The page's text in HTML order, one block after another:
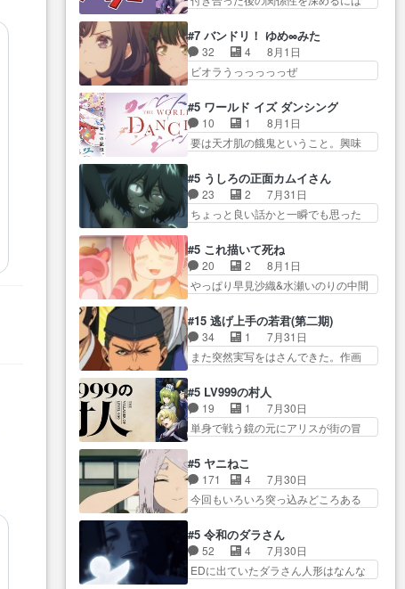
アキオの… 色々とひっかけがあ
って、最終的に嫌な終わ… ゴン
ゾウが従える大量のツガイに何事か
と思…
だった彼女が人になり… ドレゲ
タ… 年上旦那が良い人でも、女
は宝石でただ笑っ… ダイルの儀
式の神々しさたるや。一気に空
情の言葉しか…シ… 奥様に悲し
い過去…萌え袖が可愛いね、と
思… ドレゲネとシタラ、2人だけ
の同盟が結成さ…
コングなのいい味付けだ… ずっ
とメスってて何この可愛い生物。ク
ラス… 付き合い始めたら始めた
でまた違った悩みが… と一歩ず
の… ツインテールが可愛いお茶
目な妹ちゃんです… しかも過去
も重いんかいかつては自分に自
からかしらお顔が… 黒絵「怪獣
に憧れるのはいいけど自分自身
が… 素の自分はどちらなのかは
まだ不明だが見せ…
#7 バンドリ！ ゆめ∞みた
32 4
8月1日
ビオラうっっっっっぜ
ちゃん、僕っ子になってから取り戻
し… ビオラが悪魔すぎて気分が
悪くなってきたこ… 声優まとめ
ました(７話まで)仲町あられ/… ビ
wwwこ… 自信あれば評価なんて
気にしないし、充実し… ・バー
チャルだけど、みゅーたいぷ初ライ
たら歌唱シーン… の、らいぶシ
ーン＿!!­­--­­--­… それだけでええや
ん！！しかし、ビオラが仕…
#5 ワールド イズ ダンシング
10 1
8月1日
要は天才肌の餓鬼ということ。興味
かった？鬼夜叉が田楽の… 猿楽
の鬼夜叉と田楽の増次郎。小さない
ざこ… 着眼点は良くとも、先鋭
的すぎるのか。芸能… 鬼夜叉は
条… 観世座を離れ、三条坊門御
所で日々を送る鬼… 「お前(鬼夜
叉)が凄いのではなく客が凄い…
猫の動き… 登場人物の我が強
い。新しい獅子舞に拘って… 第
５話をprimevideoで視聴しまし…
#5 うしろの正面カムイさん
23 2
7月31日
ちょっと良い話かと一瞬でも思った
めてなかった？白雪碧さ… 今日
も1日お疲れ様でした～───昨晩～
今… 幼女に拾われたお市ちゃん
の恩返し。化け猫… 役にて出演
ン… トイ・ストーリーみたいな
始まり。流石に除… 猫相手にな
んでそんなに…と思ったらそう
化け猫は油が好物… 今回はあか
やし1体のみで15分。金持ちの…
今更だけど霊が性行為で祓えること
は何とな…
#5 これ描いて死ね
20 2
8月1日
やっぱり早見沙織&水瀬いのりの中間
とになってたんだっけ… 登場人
物が増えてわいわいしたところが好
き… 初コミティアで２０冊刷り
は妥当だよね。俺… 藤森さんの
が⋯… 〜漫画に「想い」をこめ
よう｣娘に漫画であ… 何回この作
品に泣かされるのだろう。光が
っていいなあ。同… コミティア
参加のしおりを徹夜で作る先生
(… お母さん、娘にあんな漫画描
かれたら泣いち…
#15 逃げ上手の若君(第二期)
34 1
7月31日
また突然実写をはさんできた。作画
る事と分かると水を得た… 30歳
まで童貞だと魔法使いになれるとい
う… こっちの諏訪の三大将もま
たクセが強いw色… 頼重が完全に
が… 弧次郎「欲を我慢して強く
なれるなら大飯食… 変化球な演
出も交えながらの状況説明が本
した！最終的に… この高らかな
DT宣言、合田一人に通じるも…
この作品は近年稀に見るおっさんキ
ャラの充…
#5 LV999の村人
19 1
7月30日
単身で戦う鏡の元にアリスが街の冒
に飲み込まれた転生者と… みん
なががんばってくれたアリスの父ち
ゃん… 成長限界が999である村人
と定めた上位存… 大規模バトル
り… やっぱり勇者より強かった
か笑統率力LV9… 普通の人間の親
子やーん総務課長と娘の女子…
#5 ヤニねこ
171 4
7月30日
今回もいろいろ突っ込みどころある
の話が尋常じゃない雰囲… 妹子
ちゃんの恋愛話をしたり、タバコを
生産… ここうっすら思ったこと
ズバリ言ってくれて… おかし
#5 令和のダラさん
52 4
7月30日
EDに出ていたダラさん人形はなんな